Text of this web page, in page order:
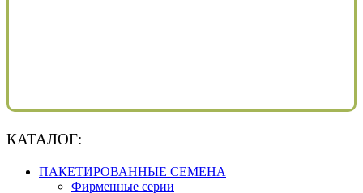
КАТАЛОГ:
ПАКЕТИРОВАННЫЕ СЕМЕНА
Фирменные серии